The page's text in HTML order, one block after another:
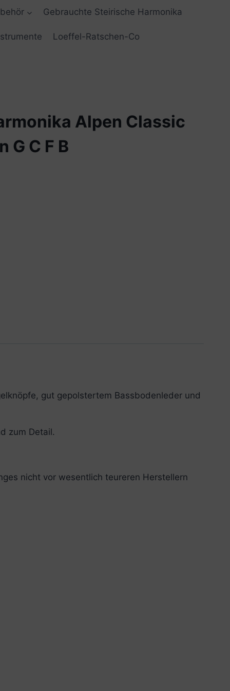
Gebrauchte Steirische Harmonika
Loeffel-Ratschen-Co
Alpen Classic
G C F B
gut gepolstertem Bassbodenleder und
zum Detail.
nicht vor wesentlich teureren Herstellern